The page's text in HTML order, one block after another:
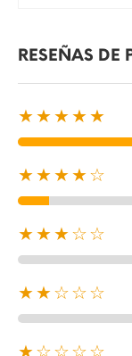
RESEÑAS
★★★★★
★★★★☆
★★★☆☆
★★☆☆☆
★☆☆☆☆